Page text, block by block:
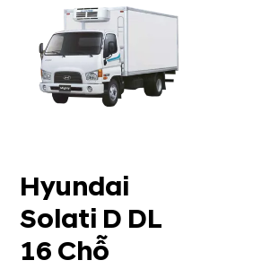
Hyundai
Solati D DL
16 Chỗ